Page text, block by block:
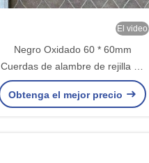
El video
Negro Oxidado 60 * 60mm
Cuerdas de alambre de rejilla de
1,5 mm Cuerdas de alambre de
rejilla
Obtenga el mejor precio